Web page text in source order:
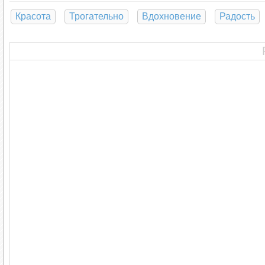
Красота Трогательно Вдохновение Радость